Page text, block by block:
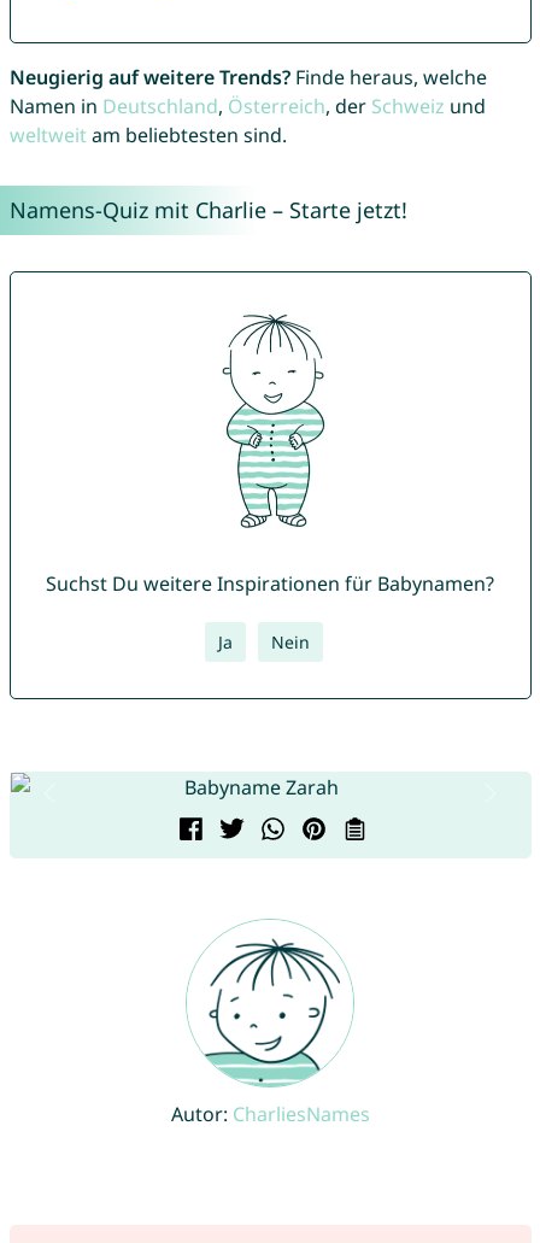
Neugierig auf weitere Trends?Finde heraus, welche
Namen in Deutschland, Österreich, der Schweiz und
weltweitam beliebtesten sind.
Namens-Quiz mit Charlie – Starte jetzt!
Suchst Du weitere Inspirationen für Babynamen?
Ja Nein
Autor: CharliesNames